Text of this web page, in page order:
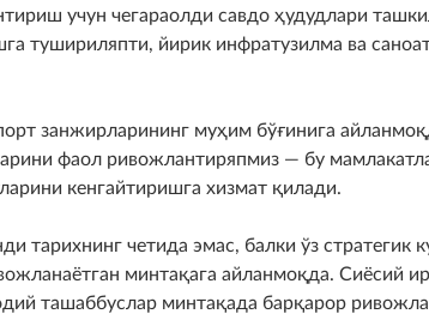
учун чегараолди савдо ҳудудлари
тушириляпти, йирик инфратузилма ва
занжирларининг муҳим бўғинига
фаол ривожлантиряпмиз — бу
кенгайтиришга хизмат қилади.
тарихнинг четида эмас, балки ўз стратегик
минтақага айланмоқда. Сиёсий
ташаббуслар минтақада барқарор